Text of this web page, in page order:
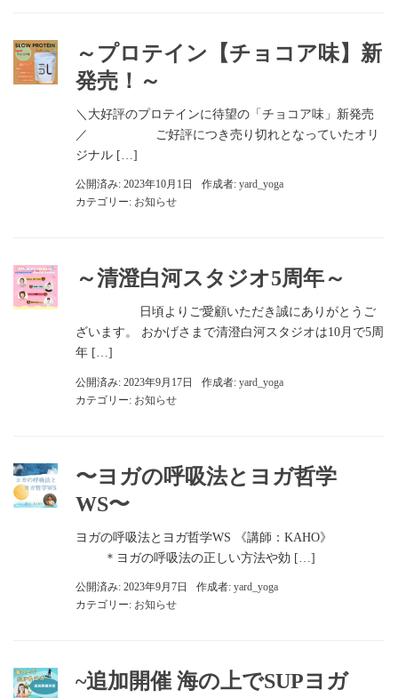
～プロテイン【チョコア味】新
発売！～
＼大好評のプロテインに待望の「チョコア味」新発売
／ ご好評につき売り切れとなっていたオリ
ジナル […]
公開済み: 2023年10月1日 作成者: yard_yoga
カテゴリー: お知らせ
～清澄白河スタジオ5周年～
日頃よりご愛顧いただき誠にありがとうご
ざいます。 おかげさまで清澄白河スタジオは10月で5周
年 […]
公開済み: 2023年9月17日 作成者: yard_yoga
カテゴリー: お知らせ
〜ヨガの呼吸法とヨガ哲学
WS〜
ヨガの呼吸法とヨガ哲学WS 《講師：KAHO》
＊ヨガの呼吸法の正しい方法や効 […]
公開済み: 2023年9月7日 作成者: yard_yoga
カテゴリー: お知らせ
~追加開催 海の上でSUPヨガ